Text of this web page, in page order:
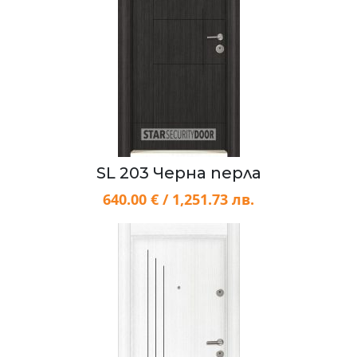
SL 203 Черна перла
640.00 € / 1,251.73 лв.